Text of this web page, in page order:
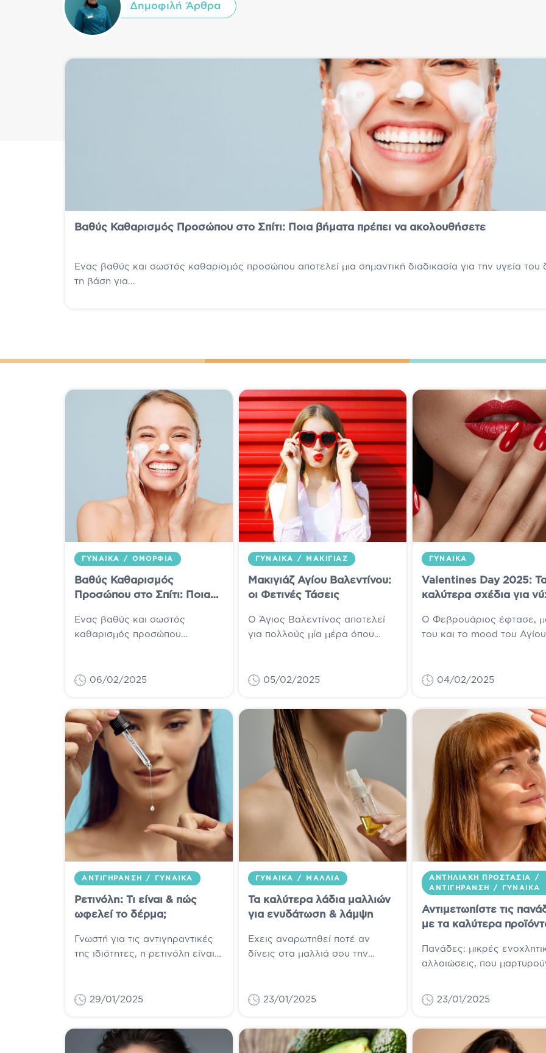
Δημοφιλή Άρθρα
Βαθύς Καθαρισμός Προσώπου στο Σπίτι: Ποια βήματα πρέπει να ακολουθήσετε
Ένας βαθύς και σωστός καθαρισμός προσώπου αποτελεί μια σημαντική διαδικασία για την υγεία
τη βάση για...
ΓΥΝΑΊΚΑ / ΟΜΟΡΦΙΆ
Βαθύς Καθαρισμός
Προσώπου στο Σπίτι: Ποια
ακολουθήσετε
Ένας βαθύς και σωστός
καθαρισμός προσώπου
δέρματος, καθώς αποτελεί τη
06/02/2025
ΓΥΝΑΊΚΑ / ΜΑΚΙΓΙΆΖ
Μακιγιάζ Αγίου Βαλεντίνου:
οι Φετινές Τάσεις
Ο Άγιος Βαλεντίνος αποτελεί
για πολλούς μία μέρα όπου
είναι μία τέλεια...
05/02/2025
ΓΥΝΑΊΚΑ
Valentines Day 2025:
καλύτερα σχέδια για
Ο Φεβρουάριος έφτασε,
του και το mood του Αγίου
ορκισμένους...
04/02/2025
ΑΝΤΙΓΉΡΑΝΣΗ / ΓΥΝΑΊΚΑ
Ρετινόλη: Τι είναι & πώς
ωφελεί το δέρμα;
Γνωστή για τις αντιγηραντικές
της ιδιότητες, η ρετινόλη είναι
προϊόντων ομορφιάς....
29/01/2025
ΓΥΝΑΊΚΑ / ΜΑΛΛΙΆ
Τα καλύτερα λάδια μαλλιών
για ενυδάτωση & λάμψη
Έχεις αναρωτηθεί ποτέ αν
δίνεις στα μαλλιά σου την
να παραπονούμαστε για...
23/01/2025
ΑΝΤΗΛΙΑΚΉ ΠΡΟΣΤΑΣΊΑ
/
ΑΝΤΙΓΉΡΑΝΣΗ
/ ΓΥΝΑΊΚΑ
Αντιμετωπίστε τις
με τα καλύτερα
Πανάδες: μικρές
αλλοιώσεις, που
επίδραση του ήλιου στην
επιδερμίδα μας. Παρόλο
23/01/2025